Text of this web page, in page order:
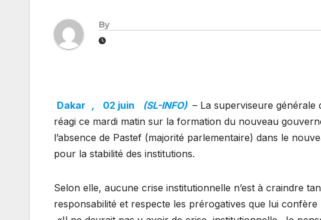
By
Dakar , 02 juin (SL-INFO) – La superviseure générale
réagi ce mardi matin sur la formation du nouveau
l’absence de Pastef (majorité parlementaire) dans le
pour la stabilité des institutions.
Selon elle, aucune crise institutionnelle n’est à craindre
responsabilité et respecte les prérogatives que lui confère